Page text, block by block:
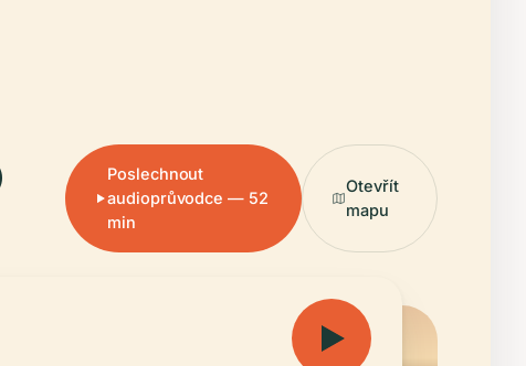
Poslechnout
audioprůvodce — 52
min
Otevřít
mapu